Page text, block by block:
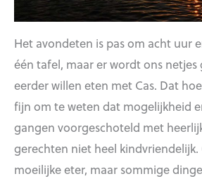
Het avondeten is pas om acht uur
één tafel, maar er wordt ons netjes
eerder willen eten met Cas. Dat
fijn om te weten dat mogelijkheid
gangen voorgeschoteld met
gerechten niet heel kindvriendelijk.
moeilijke eter, maar sommige